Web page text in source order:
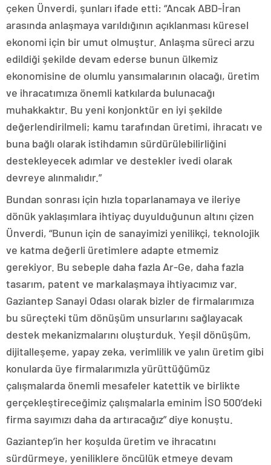
çeken Ünverdi, şunları ifade etti: “Ancak ABD-İran
arasında anlaşmaya varıldığının açıklanması küresel
ekonomi için bir umut olmuştur. Anlaşma süreci arzu
edildiği şekilde devam ederse bunun ülkemiz
ekonomisine de olumlu yansımalarının olacağı, üretim
ve ihracatımıza önemli katkılarda bulunacağı
muhakkaktır. Bu yeni konjonktür en iyi şekilde
değerlendirilmeli; kamu tarafından üretimi, ihracatı ve
buna bağlı olarak istihdamın sürdürülebilirliğini
destekleyecek adımlar ve destekler ivedi olarak
devreye alınmalıdır.”
Bundan sonrası için hızla toparlanamaya ve ileriye
dönük yaklaşımlara ihtiyaç duyulduğunun altını çizen
Ünverdi, “Bunun için de sanayimizi yenilikçi, teknolojik
ve katma değerli üretimlere adapte etmemiz
gerekiyor. Bu sebeple daha fazla Ar-Ge, daha fazla
tasarım, patent ve markalaşmaya ihtiyacımız var.
Gaziantep Sanayi Odası olarak bizler de firmalarımıza
bu süreçteki tüm dönüşüm unsurlarını sağlayacak
destek mekanizmalarını oluşturduk. Yeşil dönüşüm,
dijitalleşeme, yapay zeka, verimlilik ve yalın üretim gibi
konularda üye firmalarımızla yürüttüğümüz
çalışmalarda önemli mesafeler katettik ve birlikte
gerçekleştireceğimiz çalışmalarla eminim İSO 500’deki
firma sayımızı daha da artıracağız” diye konuştu.
Gaziantep’in her koşulda üretim ve ihracatını
sürdürmeye, yeniliklere öncülük etmeye devam